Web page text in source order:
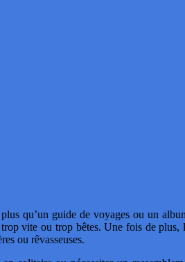
qu’un guide de voyages ou un
vite ou trop bêtes. Une fois de
ou rêvasseuses.